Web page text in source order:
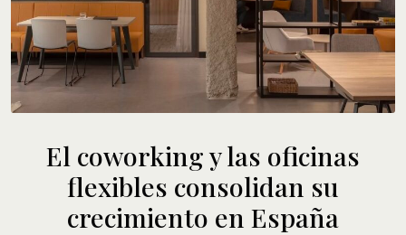
El coworking y las oficinas
flexibles consolidan su
crecimiento en España